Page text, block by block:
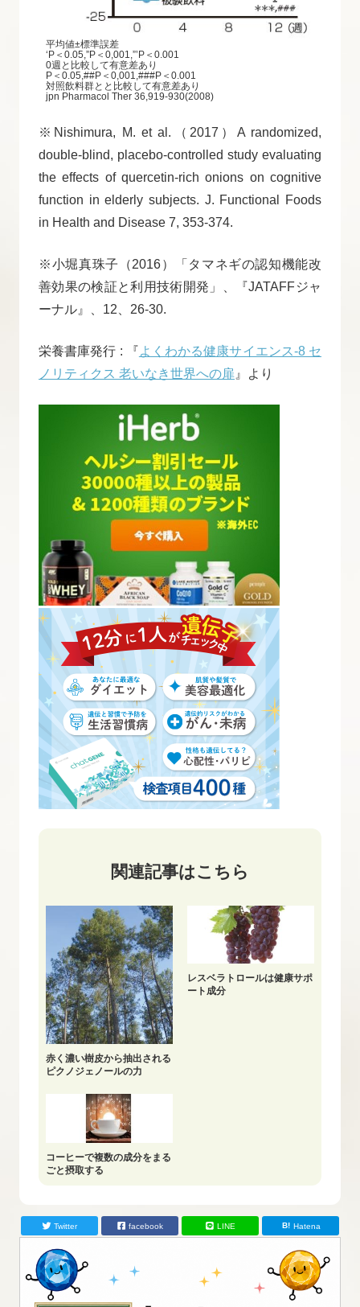
平均値±標準誤差
‘P＜0.05,”P＜0,001,”’P＜0.001
0週と比較して有意差あり
P＜0.05,##P＜0,001,###P＜0.001
対照飲料群とと比較して有意差あり
jpn Pharmacol Ther 36,919-930(2008)
※Nishimura, M. et al.（2017）A randomized,
double-blind, placebo-controlled study evaluating
the effects of quercetin-rich onions on cognitive
function in elderly subjects. J. Functional Foods
in Health and Disease 7, 353-374.
※小堀真珠子（2016）「タマネギの認知機能改
善効果の検証と利用技術開発」、『JATAFFジャ
ーナル』、12、26-30.
栄養書庫発行 : 『よくわかる健康サイエンス-8 セ
ノリティクス 老いなき世界への扉 』より
関連記事はこちら
赤く濃い樹皮から抽出される
ピクノジェノールの力
レスベラトロールは健康サポ
ート成分
コーヒーで複数の成分をまる
ごと摂取する
Twitter facebook LINE Hatena